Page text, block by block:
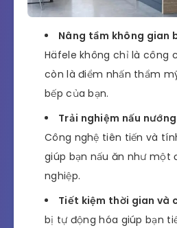
Nâng tầm không gian
Häfele không chỉ là công
còn là điểm nhấn thẩm
bếp của bạn.
Trải nghiệm nấu
Công nghệ tiên tiến và
giúp bạn nấu ăn như một
nghiệp.
Tiết kiệm thời gian và
bị tự động hóa giúp bạn